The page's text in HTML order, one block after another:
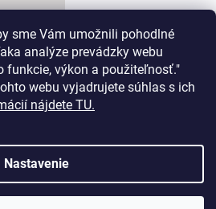
sme Vám umožnili pohodlné
analýze prevádzky webu
funkcie, výkon a použiteľnosť."
webu vyjadrujete súhlas s ich
nájdete TU.
Nastavenie
Vytvoril Shoptet